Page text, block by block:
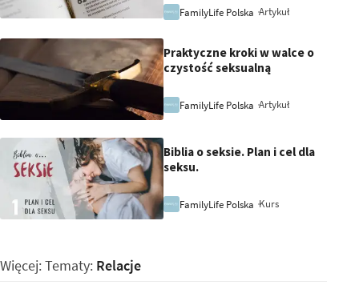
FamilyLife Polska Artykuł
Praktyczne kroki w walce o
czystość seksualną
FamilyLife Polska Artykuł
Biblia o seksie. Plan i cel dla
seksu.
FamilyLife Polska Kurs
Więcej: Tematy: Relacje